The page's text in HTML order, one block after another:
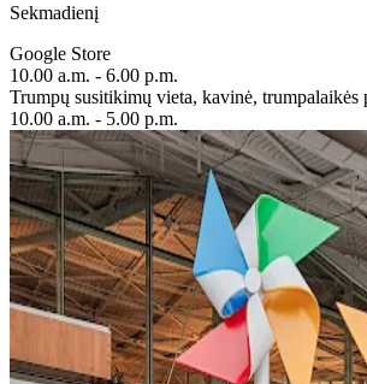
Sekmadienį
Google Store
10.00 a.m. - 6.00 p.m.
Trumpų susitikimų vieta, kavinė, trumpalaikės
10.00 a.m. - 5.00 p.m.